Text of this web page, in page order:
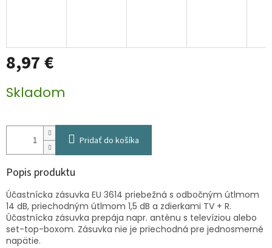
8,97 €
cena:
Skladom
Pridať do košíka
Popis produktu
Účastnícka zásuvka EU 3614 priebežná s odbočným útlmom
14 dB, priechodným útlmom 1,5 dB a zdierkami TV + R.
Účastnícka zásuvka prepája napr. anténu s televíziou alebo
set-top-boxom. Zásuvka nie je priechodná pre jednosmerné
napätie.